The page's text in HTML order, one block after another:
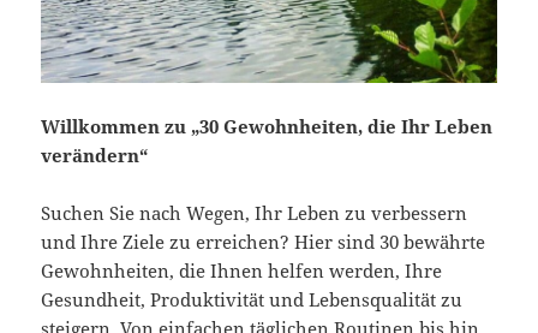
Willkommen zu „30 Gewohnheiten, die Ihr Leben
verändern“
Suchen Sie nach Wegen, Ihr Leben zu verbessern
und Ihre Ziele zu erreichen? Hier sind 30 bewährte
Gewohnheiten, die Ihnen helfen werden, Ihre
Gesundheit, Produktivität und Lebensqualität zu
steigern. Von einfachen täglichen Routinen bis hin